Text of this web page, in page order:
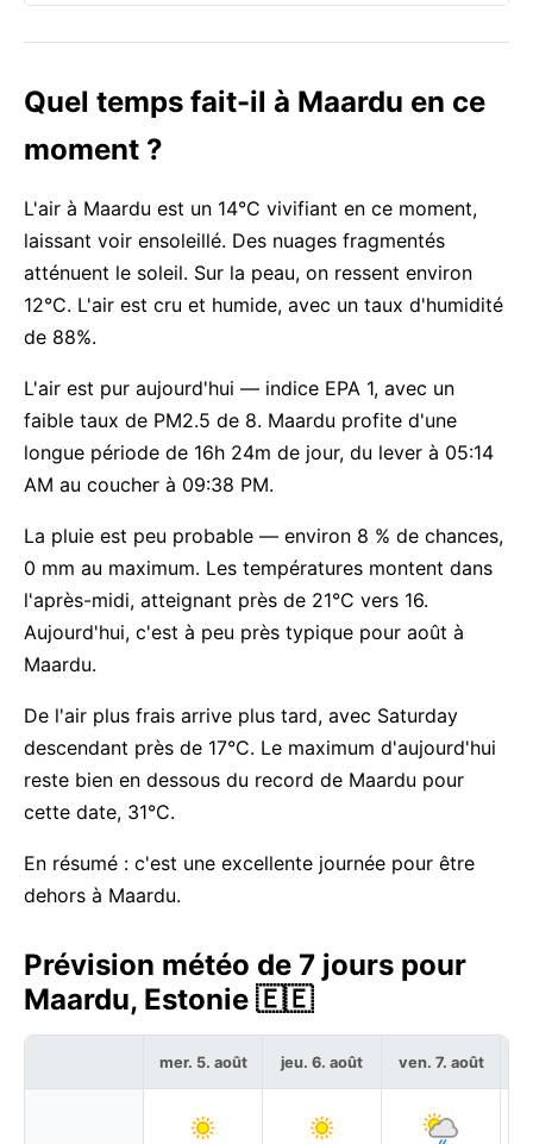
Quel temps fait-il à Maardu en ce
moment ?
L'air à Maardu est un 14°C vivifiant en ce moment,
laissant voir ensoleillé. Des nuages fragmentés
atténuent le soleil. Sur la peau, on ressent environ
12°C. L'air est cru et humide, avec un taux d'humidité
de 88%.
L'air est pur aujourd'hui — indice EPA 1, avec un
faible taux de PM2.5 de 8. Maardu profite d'une
longue période de 16h 24m de jour, du lever à 05:14
AM au coucher à 09:38 PM.
La pluie est peu probable — environ 8 % de chances,
0 mm au maximum. Les températures montent dans
l'après-midi, atteignant près de 21°C vers 16.
Aujourd'hui, c'est à peu près typique pour août à
Maardu.
De l'air plus frais arrive plus tard, avec Saturday
descendant près de 17°C. Le maximum d'aujourd'hui
reste bien en dessous du record de Maardu pour
cette date, 31°C.
En résumé : c'est une excellente journée pour être
dehors à Maardu.
Prévision météo de 7 jours pour
Maardu, Estonie 🇪🇪
mer. 5. août jeu. 6. août ven. 7. août